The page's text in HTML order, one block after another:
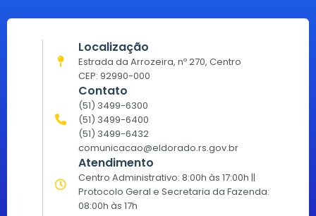
Localização
Estrada da Arrozeira, nº 270, Centro
CEP: 92990-000
Contato
(51) 3499-6300
(51) 3499-6400
(51) 3499-6432
comunicacao@eldorado.rs.gov.br
Atendimento
Centro Administrativo: 8:00h às 17:00h ||
Protocolo Geral e Secretaria da Fazenda:
08:00h às 17h